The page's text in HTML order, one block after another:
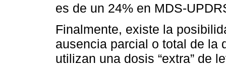
es de un 24% en MDS-
Finalmente, existe la
ausencia parcial o total de la
utilizan una dosis “extra” de